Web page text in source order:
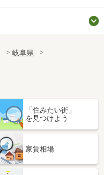
岐阜県
「住みたい街」
を見つけよう
家賃相場